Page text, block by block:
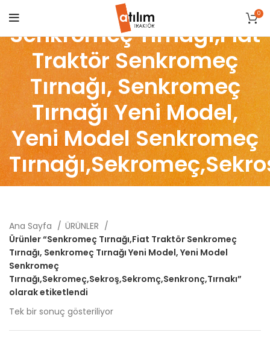
0
Senkromeç Tırnağı,Fiat
Traktör Senkromeç
Tırnağı, Senkromeç
Tırnağı Yeni Model,
Yeni Model Senkromeç
Ana Sayfa
ÜRÜNLER
Ürünler “Senkromeç Tırnağı,Fiat Traktör Senkromeç
Tırnağı, Senkromeç Tırnağı Yeni Model, Yeni Model
Senkromeç
Tırnağı,Sekromeç,Sekroş,Sekromç,Senkronç,Tırnakı”
olarak etiketlendi
Tek bir sonuç gösteriliyor